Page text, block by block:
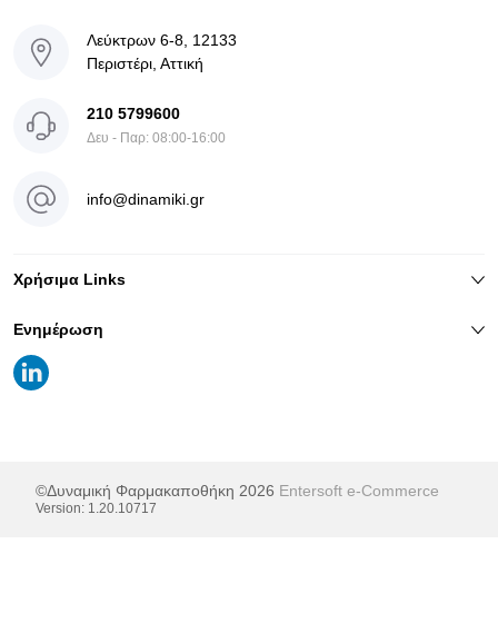
Λεύκτρων 6-8, 12133
Περιστέρι, Αττική
210 5799600
Δευ - Παρ: 08:00-16:00
info@dinamiki.gr
Χρήσιμα Links
Ενημέρωση
©Δυναμική Φαρμακαποθήκη 2026 Entersoft e-Commerce
Version: 1.20.10717